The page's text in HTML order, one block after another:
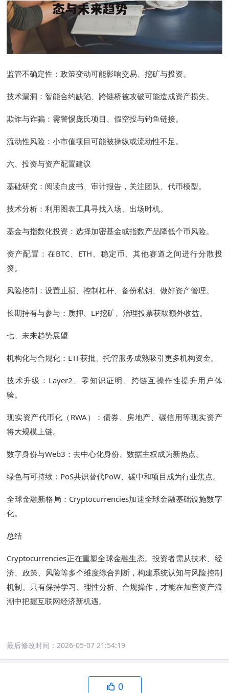
监管不确定性：政策变动可能影响交易、挖矿与投资。
技术漏洞：智能合约缺陷、跨链桥被攻破可能造成资产损失。
欺诈与诈骗：需警惕庞氏项目、假空投与钓鱼链接。
流动性风险：小市值项目可能被操纵或流动性不足。
六、投资与资产配置建议
基础研究：阅读白皮书、审计报告，关注团队、代币模型。
技术分析：利用图表工具寻找入场、出场时机。
基金与指数化投资：选择加密基金或指数产品降低个币风险。
资产配置：在BTC、ETH、稳定币、其他赛道之间进行分散投
资。
风险控制：设置止损、控制杠杆、备份私钥、做好资产管理。
长期持有与参与：质押、LP挖矿、治理投票获取额外收益。
七、未来趋势展望
机构化与合规化：ETF获批、托管服务成熟吸引更多机构资金。
技术升级：Layer2、零知识证明、跨链互操作性提升用户体
验。
现实资产代币化（RWA）：债券、房地产、碳信用等现实资产
将大规模上链。
数字身份与Web3：去中心化身份、数据主权成为新热点。
绿色与可持续：PoS共识替代PoW、碳中和项目成为行业焦点。
全球金融新格局：Cryptocurrencies加速全球金融基础设施数字
化。
总结
Cryptocurrencies正在重塑全球金融生态。投资者需从技术、经
济、政策、风险等多个维度综合判断，构建系统认知与风险控制
机制。只有保持学习、理性分析、合规操作，才能在加密资产浪
潮中把握互联网经济新机遇。
最后修改时间：2026-05-07 21:54:19
0